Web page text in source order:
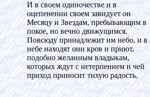
И в своем одиночестве и в
оцепенении своем завидует он
Месяцу и Звездам, пребывающим в
покое, но вечно движущимся.
Повсюду принадлежит им небо, и в
небе находят они кров и приют,
подобно желанным владыкам,
которых ждут с нетерпением и чей
приход приносит тихую радость.